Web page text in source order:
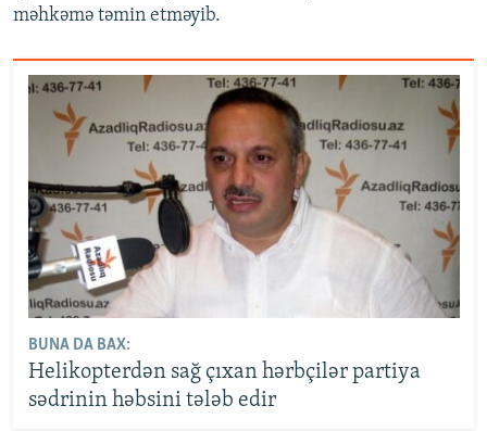
məhkəmə təmin etməyib.
BUNA DA BAX:
Helikopterdən sağ çıxan hərbçilər partiya
sədrinin həbsini tələb edir